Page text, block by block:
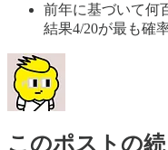
前年に基づいて何
結果4/20が最も確
このポストの